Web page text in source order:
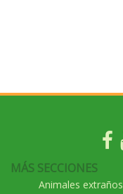
MÁS SECCIONES
Animales extraños